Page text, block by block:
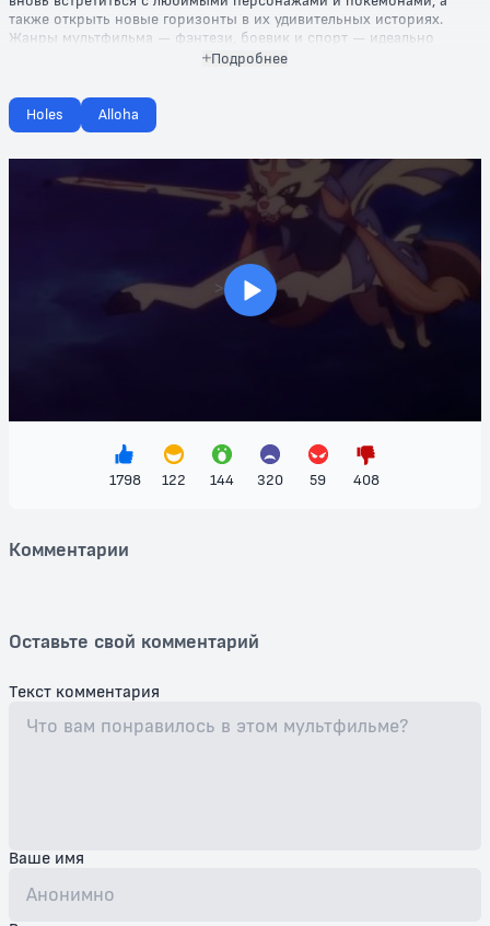
также открыть новые горизонты в их удивительных историях.
Жанры мультфильма — фэнтези, боевик и спорт — идеально
сочетаются, создавая яркий и динамичный сюжет, который
В "Покемон: Эволюции" вас ждут уникальные истории о различных
покемонах и их эволюциях, где каждый персонаж открывает
смогут наслаждаться увлекательными поединками, невероятными
турнирами и захватывающими моментами дружбы и
Погрузитесь в мир, где каждый покемон имеет свою историю и
уникальный путь к самосовершенствованию, исследуя детали их
эволюционного роста. Помимо зрелищных сражений, фильм
подчеркивает ценность дружбы, взаимопомощи и стремления к
Не упустите шанс увидеть "Покемон: Эволюции" и пройти вместе с
бой — это шаг к эволюции!
Подробнее
Holes Alloha
>
1798 122 144 320 59 408
Комментарии
Оставьте свой комментарий
Текст комментария
Ваше имя